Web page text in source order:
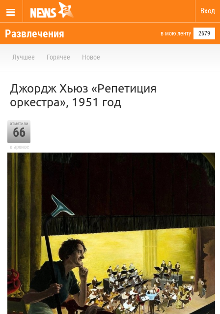
Вход
Развлечения в мою ленту 2679
Лучшее Горячее Новое
Джордж Хьюз «Репетиция
оркестра», 1951 год
отметили
66
в архиве